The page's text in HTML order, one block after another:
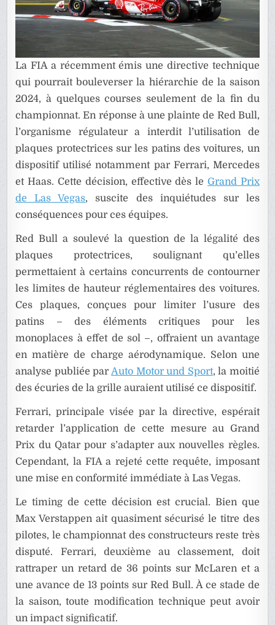
La FIA a récemment émis une directive technique
qui pourrait bouleverser la hiérarchie de la saison
2024, à quelques courses seulement de la fin du
championnat. En réponse à une plainte de Red Bull,
l’organisme régulateur a interdit l’utilisation de
plaques protectrices sur les patins des voitures, un
dispositif utilisé notamment par Ferrari, Mercedes
et Haas. Cette décision, effective dès le Grand Prix
de Las Vegas, suscite des inquiétudes sur les
conséquences pour ces équipes.
Red Bull a soulevé la question de la légalité des
plaques protectrices, soulignant qu’elles
permettaient à certains concurrents de contourner
les limites de hauteur réglementaires des voitures.
Ces plaques, conçues pour limiter l’usure des
patins – des éléments critiques pour les
monoplaces à effet de sol –, offraient un avantage
en matière de charge aérodynamique. Selon une
analyse publiée par Auto Motor und Sport, la moitié
des écuries de la grille auraient utilisé ce dispositif.
Ferrari, principale visée par la directive, espérait
retarder l’application de cette mesure au Grand
Prix du Qatar pour s’adapter aux nouvelles règles.
Cependant, la FIA a rejeté cette requête, imposant
une mise en conformité immédiate à Las Vegas.
Le timing de cette décision est crucial. Bien que
Max Verstappen ait quasiment sécurisé le titre des
pilotes, le championnat des constructeurs reste très
disputé. Ferrari, deuxième au classement, doit
rattraper un retard de 36 points sur McLaren et a
une avance de 13 points sur Red Bull. À ce stade de
la saison, toute modification technique peut avoir
un impact significatif.